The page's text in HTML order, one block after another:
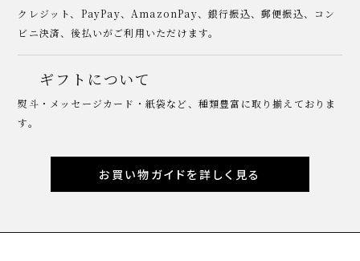
クレジット、PayPay、AmazonPay、銀行振込、郵便振込、コン
ビニ決済、後払いがご利用いただけます。
ギフトについて
熨斗・メッセージカード・紙袋など、種類豊富に取り揃えておりま
す。
お買い物ガイドを詳しく見る